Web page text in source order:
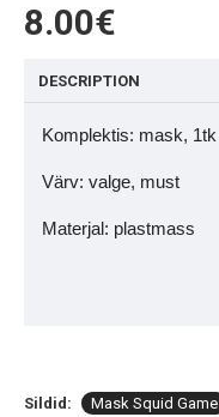
8.00€
DESCRIPTION
Komplektis: mask, 1tk
Värv: valge, must
Materjal: plastmass
Sildid: Mask Squid Game